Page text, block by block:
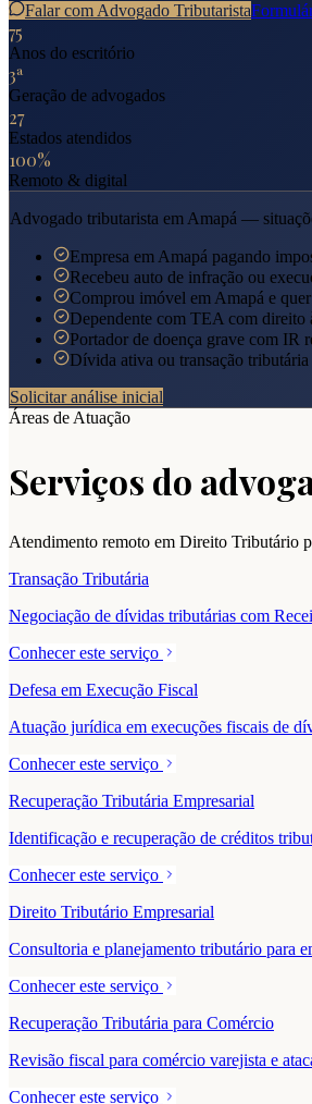
Falar com Advogado Tributarista
75
Anos do escritório
3ª
Geração de advogados
27
Estados atendidos
100%
Remoto & digital
Advogado tributarista em Amapá —
Empresa em Amapá pagando
Recebeu auto de infração ou
Comprou imóvel em Amapá e
Dependente com TEA com direito
Portador de doença grave com IR
Dívida ativa ou transação
Solicitar análise inicial
Áreas de Atuação
Serviços do
Atendimento remoto em Direito Tributário
Transação Tributária
Negociação de dívidas tributárias com
Conhecer este serviço
Defesa em Execução Fiscal
Atuação jurídica em execuções fiscais de
Conhecer este serviço
Recuperação Tributária Empresarial
Identificação e recuperação de créditos
Conhecer este serviço
Direito Tributário Empresarial
Consultoria e planejamento tributário para
Conhecer este serviço
Recuperação Tributária para Comércio
Revisão fiscal para comércio varejista e
Conhecer este serviço